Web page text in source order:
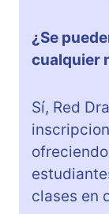
¿Se
cualquier
Sí, Red
clases en